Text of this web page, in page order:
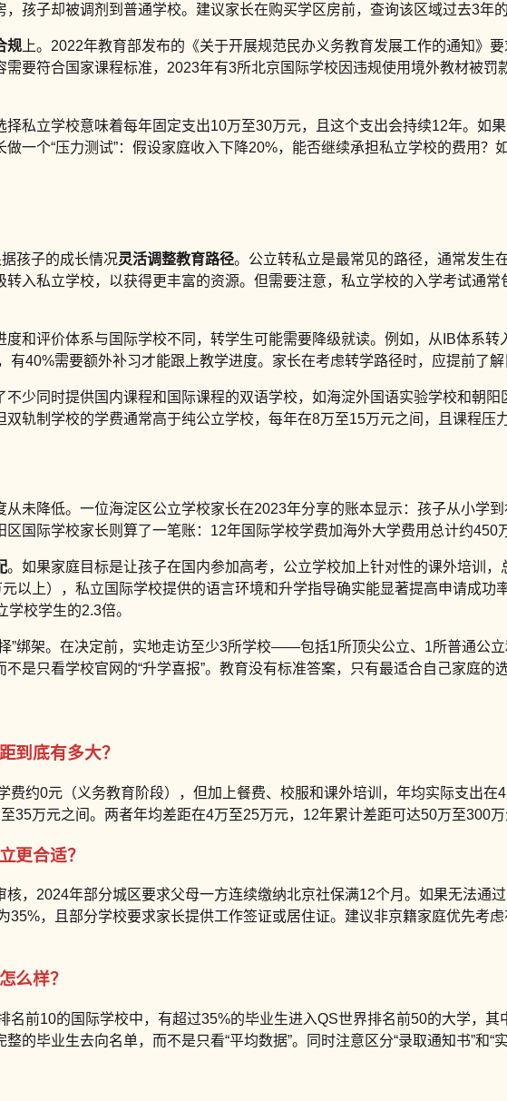
孩子却被调剂到普通学校。建议家长在购买学区房前，查询该区域过去3年
规 上。2022年教育部发布的《关于开展规范民办义务教育发展工作的通知》
要符合国家课程标准，2023年有3所北京国际学校因违规使用境外教材被
择私立学校意味着每年固定支出10万至30万元，且这个支出会持续12年。如
一个“压力测试”：假设家庭收入下降20%，能否继续承担私立学校的费用
孩子的成长情况灵活调整教育路径。公立转私立是最常见的路径，通常发生
入私立学校，以获得更丰富的资源。但需要注意，私立学校的入学考试通
度和评价体系与国际学校不同，转学生可能需要降级就读。例如，从IB体系
40%需要额外补习才能跟上教学进度。家长在考虑转学路径时，应提前了解
不少同时提供国内课程和国际课程的双语学校，如海淀外国语实验学校和朝
轨制学校的学费通常高于纯公立学校，每年在8万至15万元之间，且课程压
未降低。一位海淀区公立学校家长在2023年分享的账本显示：孩子从小学
国际学校家长则算了一笔账：12年国际学校学费加海外大学费用总计约450
。如果家庭目标是让孩子在国内参加高考，公立学校加上针对性的课外培训
以上），私立国际学校提供的语言环境和升学指导确实能显著提高申请成
校学生的2.3倍。
”绑架。在决定前，实地走访至少3所学校——包括1所顶尖公立、1所普通公
是只看学校官网的“升学喜报”。教育没有标准答案，只有最适合自己家庭的选
到底有多大？
费约0元（义务教育阶段），但加上餐费、校服和课外培训，年均实际支出
35万元之间。两者年均差距在4万至25万元，12年累计差距可达50万至300万
更合适？
核，2024年部分城区要求父母一方连续缴纳北京社保满12个月。如果无法
35%，且部分学校要求家长提供工作签证或居住证。建议非京籍家庭优先考
么样？
名前10的国际学校中，有超过35%的毕业生进入QS世界排名前50的大学，
的毕业生去向名单，而不是只看“平均数据”。同时注意区分“录取通知书”和